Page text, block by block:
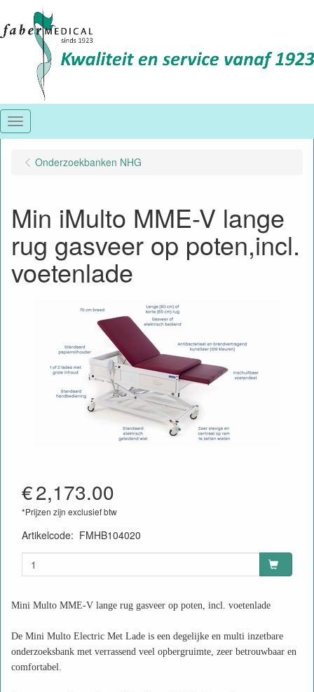
Menu
Onderzoekbanken NHG
Min iMulto MME-V lange
rug gasveer op poten,incl.
voetenlade
€2,173.00
*Prijzen zijn exclusief btw
Artikelcode: FMHB104020
Mini Multo MME-V lange rug gasveer op poten, incl. voetenlade
De Mini Multo Electric Met Lade is een degelijke en multi inzetbare
onderzoeksbank met verrassend veel opbergruimte, zeer betrouwbaar en
comfortabel.